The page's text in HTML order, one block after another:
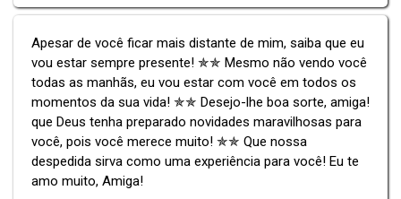
Apesar de você ficar mais distante de mim, saiba que eu
vou estar sempre presente! ✯✯ Mesmo não vendo você
todas as manhãs, eu vou estar com você em todos os
momentos da sua vida! ✯✯ Desejo-lhe boa sorte, amiga!
que Deus tenha preparado novidades maravilhosas para
você, pois você merece muito! ✯✯ Que nossa
despedida sirva como uma experiência para você! Eu te
amo muito, Amiga!